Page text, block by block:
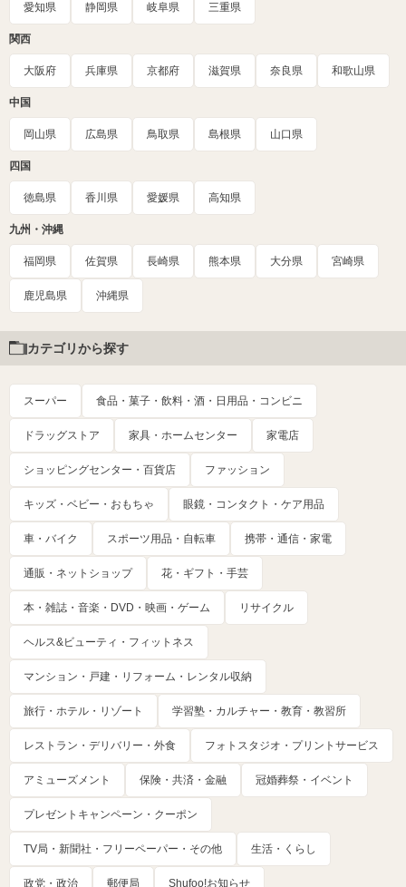
愛知県 静岡県 岐阜県 三重県
関西
大阪府 兵庫県 京都府 滋賀県 奈良県 和歌山県
中国
岡山県 広島県 鳥取県 島根県 山口県
四国
徳島県 香川県 愛媛県 高知県
九州・沖縄
福岡県 佐賀県 長崎県 熊本県 大分県 宮崎県
鹿児島県 沖縄県
カテゴリから探す
スーパー 食品・菓子・飲料・酒・日用品・コンビニ
ドラッグストア 家具・ホームセンター 家電店
ショッピングセンター・百貨店 ファッション
キッズ・ベビー・おもちゃ 眼鏡・コンタクト・ケア用品
車・バイク スポーツ用品・自転車 携帯・通信・家電
通販・ネットショップ 花・ギフト・手芸
本・雑誌・音楽・DVD・映画・ゲーム リサイクル
ヘルス&ビューティ・フィットネス
マンション・戸建・リフォーム・レンタル収納
旅行・ホテル・リゾート 学習塾・カルチャー・教育・教習所
レストラン・デリバリー・外食 フォトスタジオ・プリントサービス
アミューズメント 保険・共済・金融 冠婚葬祭・イベント
プレゼントキャンペーン・クーポン
TV局・新聞社・フリーペーパー・その他 生活・くらし
政党・政治 郵便局 Shufoo!お知らせ